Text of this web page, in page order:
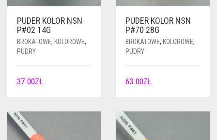
PUDER KOLOR NSN
P#02 14G
BROKATOWE, KOLOROWE,
PUDRY
37.00ZŁ
PUDER KOLOR NSN
P#70 28G
BROKATOWE, KOLOROWE,
PUDRY
63.00ZŁ